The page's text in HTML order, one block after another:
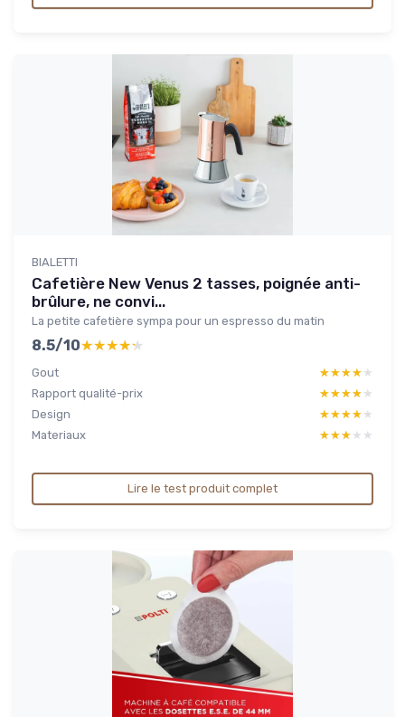
BIALETTI
Cafetière New Venus 2 tasses, poignée anti-
brûlure, ne convi...
La petite cafetière sympa pour un espresso du matin
8.5/10★★★★★
★★★★★
Gout ★★★★★
★★★★★
Rapport qualité-prix
★★★★★
★★★★★
Design
★★★★★
★★★★★
Materiaux
★★★★★
★★★★★
Lire le test produit complet